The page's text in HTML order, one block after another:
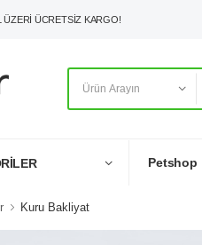
ÜZERİ ÜCRETSİZ KARGO!
Petshop
Kuru Bakliyat